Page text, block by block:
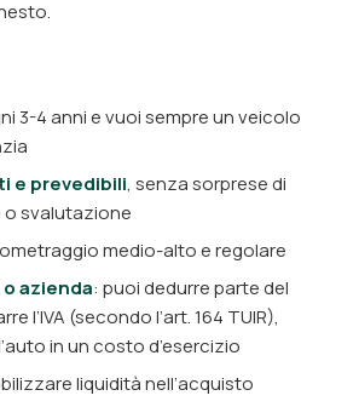
3-4 anni e vuoi sempre un veicolo
e prevedibili, senza sorprese di
svalutazione
medio-alto e regolare
azienda: puoi dedurre parte del
l’IVA (secondo l’art. 164 TUIR),
in un costo d’esercizio
liquidità nell’acquisto